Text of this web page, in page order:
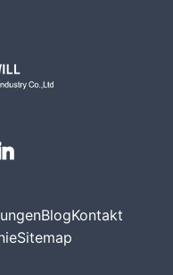
BlogKontakt
Sitemap